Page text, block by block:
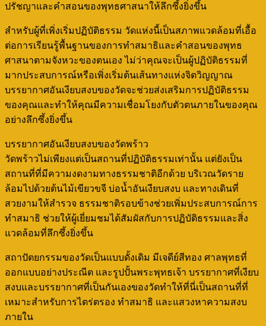
ปรัชญาและคำสอนของพุทธศาสนาให้ลึกซึ้งยิ่งขึ้น
สำหรับผู้ที่เพิ่งเริ่มปฏิบัติธรรม วัดแห่งนี้เป็นสภาพแวดล้อมที่เอื้อ
ต่อการเรียนรู้พื้นฐานของการทำสมาธิและคำสอนของพุทธ
ศาสนาตามจังหวะของตนเอง ไม่ว่าคุณจะเป็นผู้ปฏิบัติธรรมที่
มากประสบการณ์หรือเพิ่งเริ่มต้นเส้นทางแห่งจิตวิญญาณ
บรรยากาศอันเงียบสงบของวัดจะช่วยส่งเสริมการปฏิบัติธรรม
ของคุณและทำให้คุณมีความเชื่อมโยงกับตัวตนภายในของคุณ
อย่างลึกซึ้งยิ่งขึ้น
บรรยากาศอันเงียบสงบของวัดพร้าว
วัดพร้าวไม่เพียงแต่เป็นสถานที่ปฏิบัติธรรมเท่านั้น แต่ยังเป็น
สถานที่ที่มีความงดงามทางธรรมชาติอีกด้วย บริเวณวัดราย
ล้อมไปด้วยต้นไม้เขียวขจี บ่อน้ำอันเงียบสงบ และทางเดินที่
สวยงามให้สำรวจ ธรรมชาติรอบข้างช่วยเพิ่มประสบการณ์การ
ทำสมาธิ ช่วยให้ผู้เยี่ยมชมได้สัมผัสกับการปฏิบัติธรรมและสิ่ง
แวดล้อมที่ลึกซึ้งยิ่งขึ้น
สถาปัตยกรรมของวัดเป็นแบบดั้งเดิม มีเจดีย์สีทอง ศาลพุทธที่
ออกแบบอย่างประณีต และรูปปั้นพระพุทธเจ้า บรรยากาศที่เงียบ
สงบและบรรยากาศที่เป็นกันเองของวัดทำให้ที่นี่เป็นสถานที่ที่
เหมาะสำหรับการไตร่ตรอง ทำสมาธิ และแสวงหาความสงบ
ภายใน